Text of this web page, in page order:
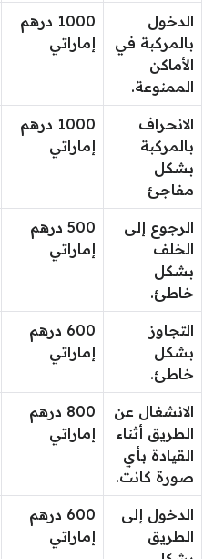
الدخول
بالمركبة في
الأماكن
الممنوعة.
1000 درهم
إماراتي
الانحراف
بالمركبة
بشكل
مفاجئ
1000 درهم
إماراتي
الرجوع إلى
الخلف
بشكل
خاطئ.
500 درهم
إماراتي
التجاوز
بشكل
خاطئ.
600 درهم
إماراتي
الانشغال عن
الطريق أثناء
القيادة بأي
صورة كانت.
800 درهم
إماراتي
الدخول إلى
الطريق
600 درهم
إماراتي